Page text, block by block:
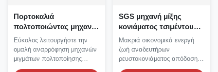
Πορτοκαλιά
πολτοποιώντας μηχανή
μίξης ρευστοκονιάματος
μηχανών 400L μιγμάτων
κονιάματος
Εύκολος λειτουργήστε την
ομαλή αναρρόφηση μηχανών
μιγμάτων πολτοποίησης
απαλλαγής ομοιόμορφη...
SGS μηχανή μίξης
κονιάματος τσιμέντου
αναδευτήρων
ρευστοκονιάματος
υψηλής ταχύτητας
Μακριά οικονομικά ενεργή
ζωή αναδευτήρων
ρευστοκονιάματος απόδοσης
υψηλής ταχύτητας σταθερή...